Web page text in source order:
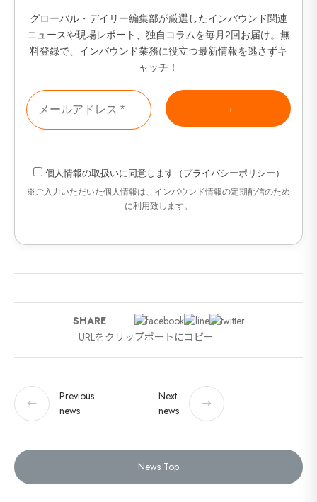
グローバル・デイリー編集部が厳選したインバウンド関連
ニュースや現場レポート、独自コラムを毎月2回お届け。無
料登録で、インバウンド業務に役立つ最新情報を逃さずキ
ャッチ！
個人情報の取扱いに同意します（ プライバシーポリシー ）
※ご入力いただいた個人情報は、インバウンド情報の定期配信のため
に利用致します。
SHARE
URLをクリップポートにコピー
←
Previous
news
News Top
Next
news
→